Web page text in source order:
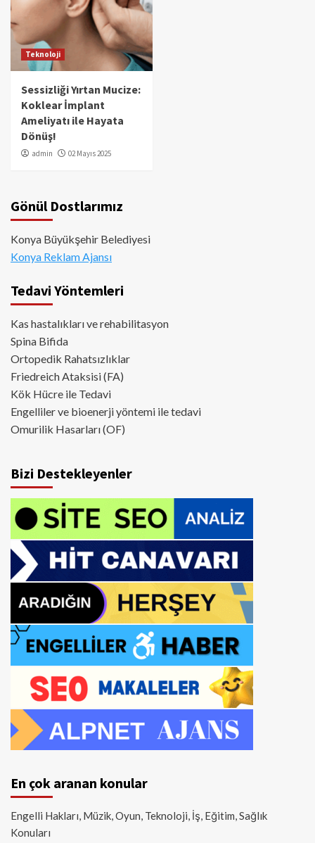
Teknoloji
Sessizliği Yırtan Mucize:
Koklear İmplant
Ameliyatı ile Hayata
Dönüş!
admin 02 Mayıs 2025
Gönül Dostlarımız
Konya Büyükşehir Belediyesi
Konya Reklam Ajansı
Tedavi Yöntemleri
Kas hastalıkları ve rehabilitasyon
Spina Bifida
Ortopedik Rahatsızlıklar
Friedreich Ataksisi (FA)
Kök Hücre ile Tedavi
Engelliler ve bioenerji yöntemi ile tedavi
Omurilik Hasarları (OF)
Bizi Destekleyenler
En çok aranan konular
Engelli Hakları, Müzik, Oyun, Teknoloji, İş, Eğitim, Sağlık
Konuları